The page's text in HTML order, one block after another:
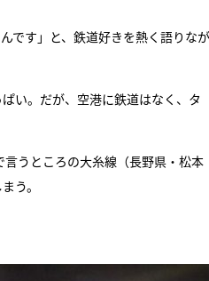
です」と、鉄道好きを熱く語りなが
い。だが、空港に鉄道はなく、タ
うところの大糸線（長野県・松本
う。